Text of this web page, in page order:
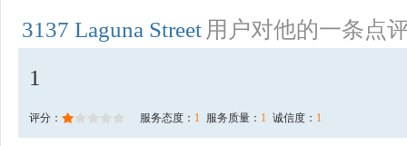
3137 Laguna Street 用户对他的一条点
1
评分： 服务态度： 1 服务质量： 1 诚信度： 1